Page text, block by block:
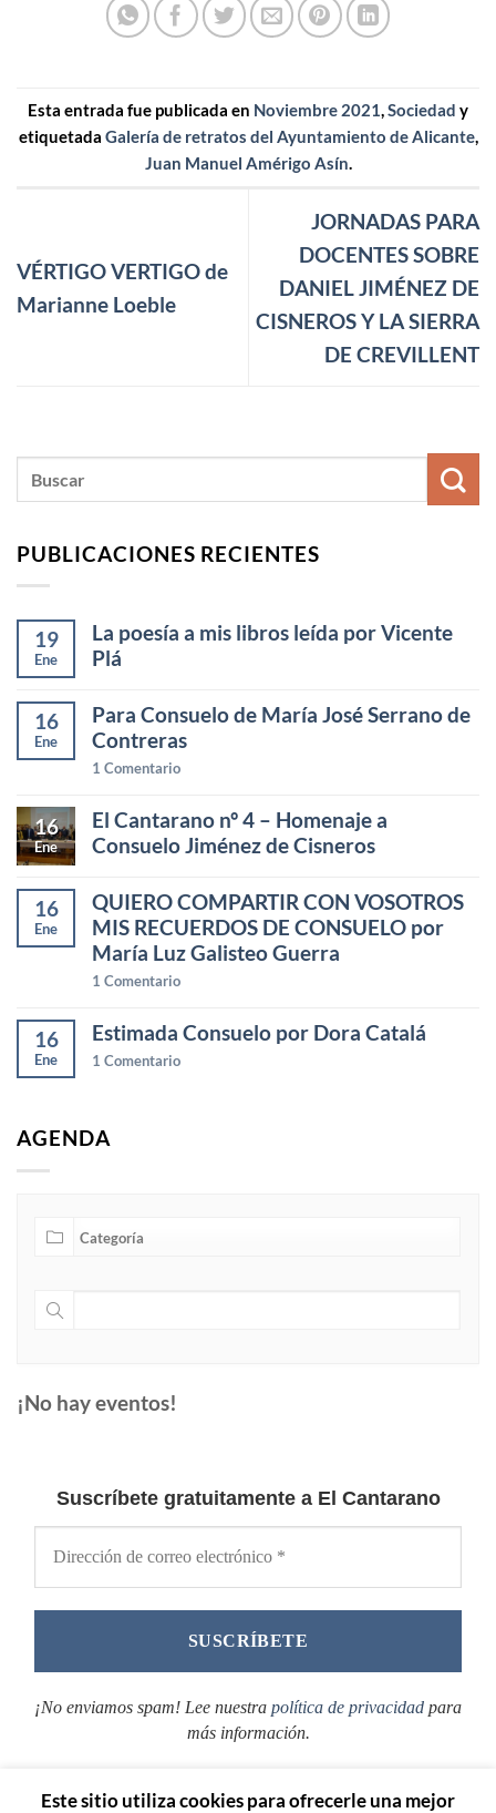
Esta entrada fue publicada en Noviembre 2021,Sociedad y
etiquetada Galería de retratos del Ayuntamiento de Alicante,
Juan Manuel Amérigo Asín.
VÉRTIGO VERTIGO de
Marianne Loeble
JORNADAS PARA
DOCENTES SOBRE
DANIEL JIMÉNEZ DE
CISNEROS Y LA SIERRA
DE CREVILLENT
PUBLICACIONES RECIENTES
19
Ene
La poesía a mis libros leída por Vicente
Plá
16
Ene
Para Consuelo de María José Serrano de
Contreras
1 Comentario
16
Ene
El Cantarano nº 4 – Homenaje a
Consuelo Jiménez de Cisneros
16
Ene
QUIERO COMPARTIR CON VOSOTROS
MIS RECUERDOS DE CONSUELO por
María Luz Galisteo Guerra
1 Comentario
16
Ene
Estimada Consuelo por Dora Catalá
1 Comentario
AGENDA
¡No hay eventos!
Suscríbete gratuitamente a El Cantarano
¡No enviamos spam! Lee nuestra política de privacidad para
más información.
Este sitio utiliza cookies para ofrecerle una mejor